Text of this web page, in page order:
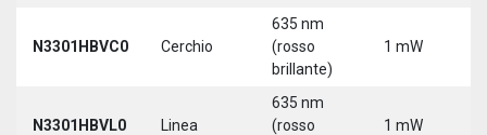
N3301HBVC0 Cerchio
635 nm
(rosso
brillante)
1 mW
N3301HBVL0 Linea
635 nm
(rosso
1 mW